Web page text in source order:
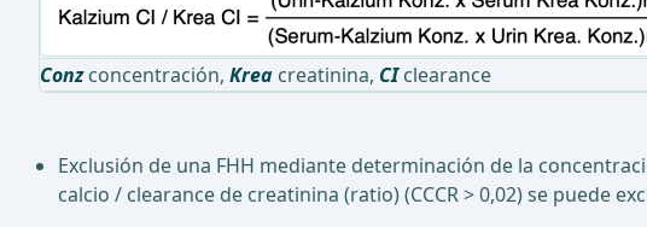
Conzconcentración, Krea creatinina, CIclearance
Exclusión de una FHH mediante determinación de la
calcio / clearance de creatinina (ratio) (CCCR > 0,02) se puede